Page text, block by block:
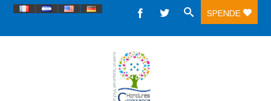
SPENDE